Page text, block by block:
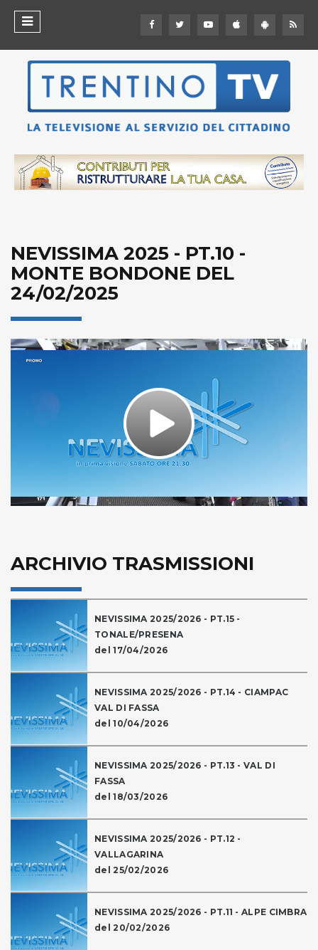
NEVISSIMA 2025 - PT.10 -
MONTE BONDONE DEL
24/02/2025
Play
Video
ARCHIVIO TRASMISSIONI
NEVISSIMA 2025/2026 - PT.15 -
TONALE/PRESENA
del 17/04/2026
NEVISSIMA 2025/2026 - PT.14 - CIAMPAC
VAL DI FASSA
del 10/04/2026
NEVISSIMA 2025/2026 - PT.13 - VAL DI
FASSA
del 18/03/2026
NEVISSIMA 2025/2026 - PT.12 -
VALLAGARINA
del 25/02/2026
NEVISSIMA 2025/2026 - PT.11 - ALPE CIMBRA
del 20/02/2026